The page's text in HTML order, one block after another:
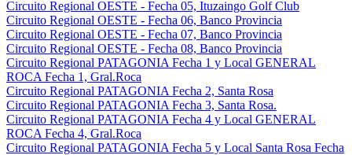
Circuito Regional OESTE - Fecha 05, Ituzaingo Golf Club
Circuito Regional OESTE - Fecha 06, Banco Provincia
Circuito Regional OESTE - Fecha 07, Banco Provincia
Circuito Regional OESTE - Fecha 08, Banco Provincia
Circuito Regional PATAGONIA Fecha 1 y Local GENERAL
ROCA Fecha 1, Gral.Roca
Circuito Regional PATAGONIA Fecha 2, Santa Rosa
Circuito Regional PATAGONIA Fecha 3, Santa Rosa.
Circuito Regional PATAGONIA Fecha 4 y Local GENERAL
ROCA Fecha 4, Gral.Roca
Circuito Regional PATAGONIA Fecha 5 y Local Santa Rosa Fecha